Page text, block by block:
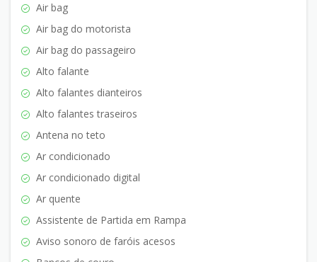
Air bag
Air bag do motorista
Air bag do passageiro
Alto falante
Alto falantes dianteiros
Alto falantes traseiros
Antena no teto
Ar condicionado
Ar condicionado digital
Ar quente
Assistente de Partida em Rampa
Aviso sonoro de faróis acesos